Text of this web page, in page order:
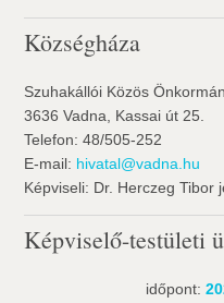
Községháza
Szuhakállói Közös
3636 Vadna, Kassai út 25.
Telefon: 48/505-252
E-mail: hivatal@vadna.hu
Képviseli: Dr. Herczeg Tibor
Képviselő-testületi
időpont: